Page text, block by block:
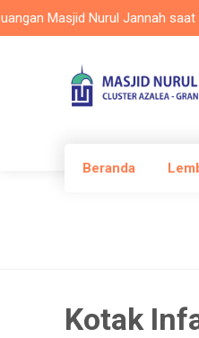
Masjid Nurul Jannah saat ini
Beranda
Kotak